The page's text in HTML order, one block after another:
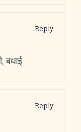
Reply
बधाई
Reply